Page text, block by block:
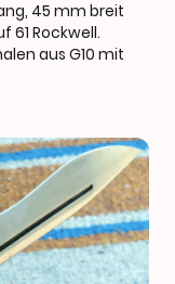
45 mm breit
61 Rockwell.
aus G10 mit